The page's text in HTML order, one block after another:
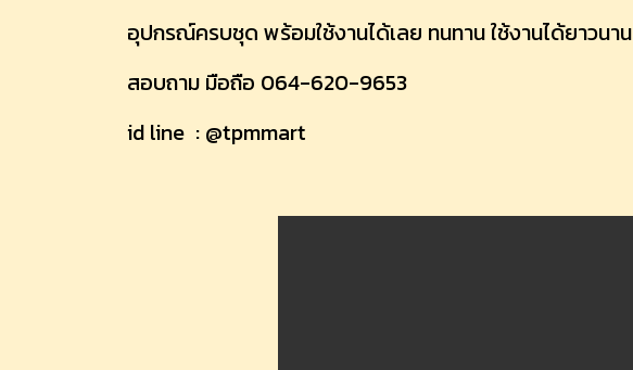
อุปกรณ์ครบชุด พร้อมใช้งานได้เลย ทนทาน ใช้งานได้ยาวนาน
สอบถาม มือถือ 064-620-9653
id line : @tpmmart